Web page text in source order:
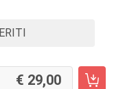
29,00